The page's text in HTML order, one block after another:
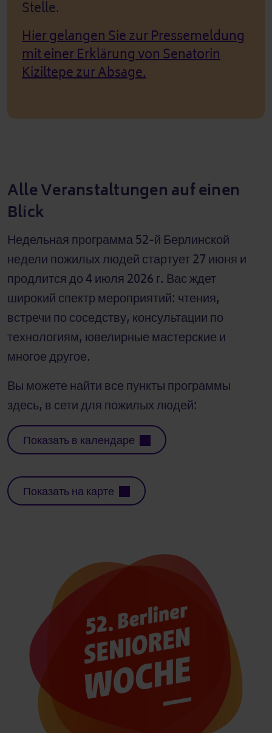
Stelle.
Hier gelangen Sie zur Pressemeldung
mit einer Erklärung von Senatorin
Kiziltepe zur Absage.
Alle Veranstaltungen auf einen
Blick
Недельная программа 52-й Берлинской
недели пожилых людей стартует 27 июня и
продлится до 4 июля 2026 г. Вас ждет
широкий спектр мероприятий: чтения,
встречи по соседству, консультации по
технологиям, ювелирные мастерские и
многое другое.
Вы можете найти все пункты программы
здесь, в сети для пожилых людей:
Показать в календаре
Показать на карте